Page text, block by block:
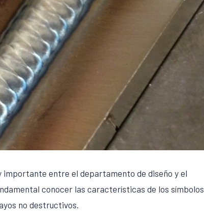
importante entre el departamento de diseño y el
conocer las características de los símbolos
no destructivos.